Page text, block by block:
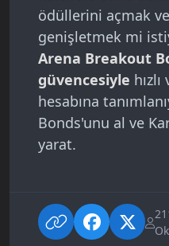
ödüllerini açmak
genişletmek mi
Arena Breakout
güvencesiyle
hesabına
Bonds'unu al ve
yarat.